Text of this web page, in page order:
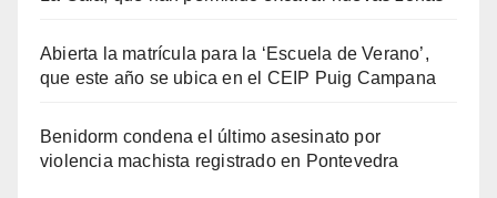
Abierta la matrícula para la ‘Escuela de Verano’,
que este año se ubica en el CEIP Puig Campana
Benidorm condena el último asesinato por
violencia machista registrado en Pontevedra